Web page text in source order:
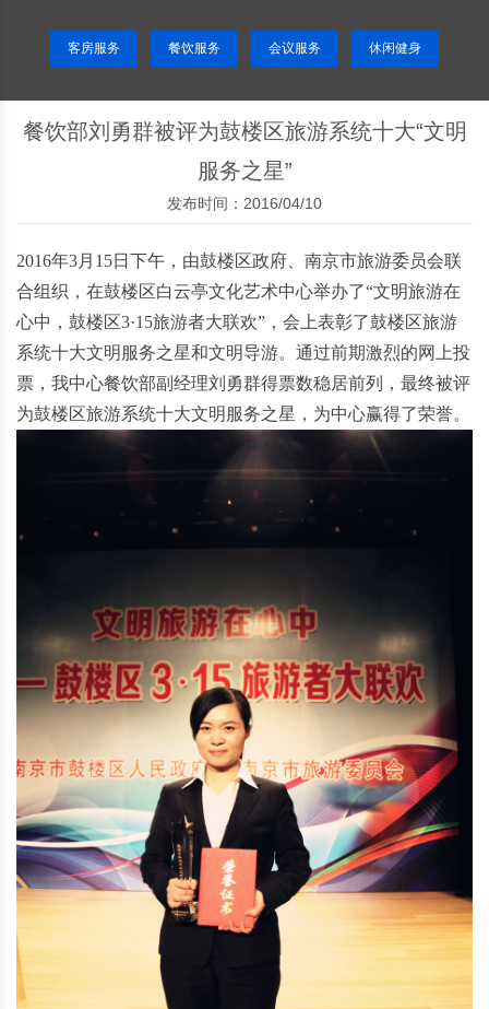
客房服务 餐饮服务 会议服务 休闲健身
餐饮部刘勇群被评为鼓楼区旅游系统十大“文明
服务之星”
发布时间：2016/04/10
2016年3月15日下午，由鼓楼区政府、南京市旅游委员会联
合组织，在鼓楼区白云亭文化艺术中心举办了“文明旅游在
心中，鼓楼区3·15旅游者大联欢”，会上表彰了鼓楼区旅游
系统十大文明服务之星和文明导游。通过前期激烈的网上投
票，我中心餐饮部副经理刘勇群得票数稳居前列，最终被评
为鼓楼区旅游系统十大文明服务之星，为中心赢得了荣誉。